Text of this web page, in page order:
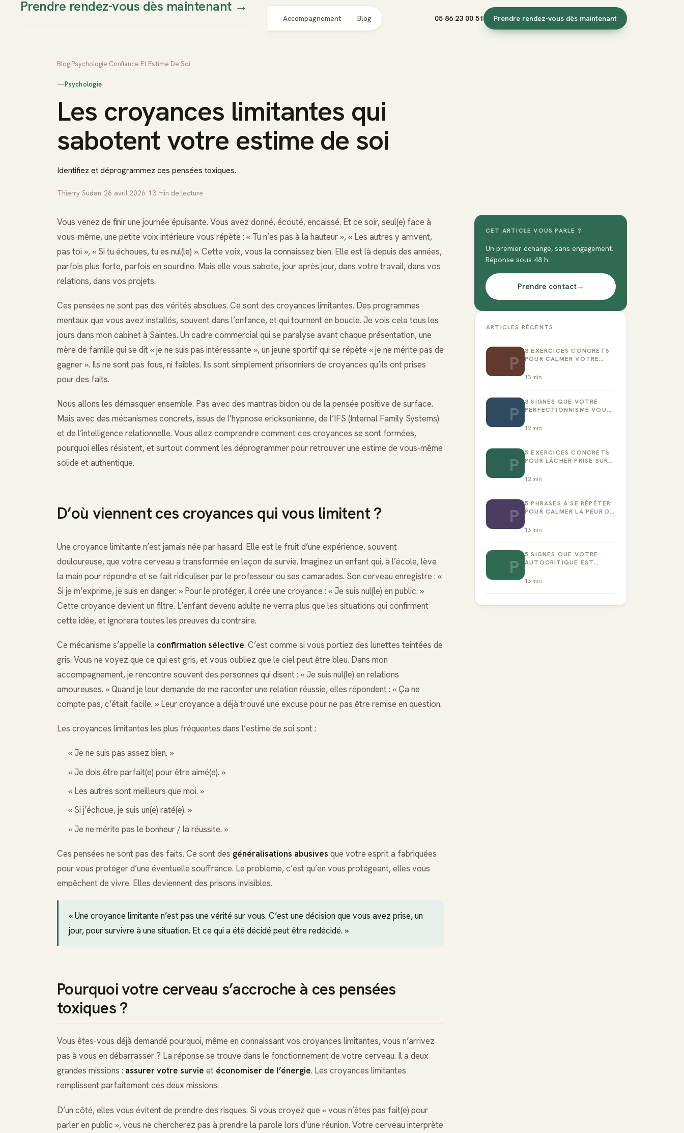
Accompagnement Blog 05 86 23 00 51 Prendre rendez-vous dès maintenant
Prendre rendez-vous dès maintenant→
Blog Psychologie Confiance Et Estime De Soi
—Psychologie
Les croyances limitantes qui
sabotent votre estime de soi
Identifiez et déprogrammez ces pensées toxiques.
Thierry Sudan 26 avril 2026 13 min de lecture
Vous venez de finir une journée épuisante. Vous avez donné, écouté, encaissé. Et ce soir, seul(e) face à
vous-même, une petite voix intérieure vous répète : « Tu n’es pas à la hauteur », « Les autres y arrivent,
pas toi », « Si tu échoues, tu es nul(le) ». Cette voix, vous la connaissez bien. Elle est là depuis des années,
parfois plus forte, parfois en sourdine. Mais elle vous sabote, jour après jour, dans votre travail, dans vos
relations, dans vos projets.
Ces pensées ne sont pas des vérités absolues. Ce sont des croyances limitantes. Des programmes
mentaux que vous avez installés, souvent dans l’enfance, et qui tournent en boucle. Je vois cela tous les
jours dans mon cabinet à Saintes. Un cadre commercial qui se paralyse avant chaque présentation, une
mère de famille qui se dit « je ne suis pas intéressante », un jeune sportif qui se répète « je ne mérite pas de
gagner ». Ils ne sont pas fous, ni faibles. Ils sont simplement prisonniers de croyances qu’ils ont prises
pour des faits.
Nous allons les démasquer ensemble. Pas avec des mantras bidon ou de la pensée positive de surface.
Mais avec des mécanismes concrets, issus de l’hypnose ericksonienne, de l’IFS (Internal Family Systems)
et de l’intelligence relationnelle. Vous allez comprendre comment ces croyances se sont formées,
pourquoi elles résistent, et surtout comment les déprogrammer pour retrouver une estime de vous-même
solide et authentique.
D’où viennent ces croyances qui vous limitent ?
Une croyance limitante n’est jamais née par hasard. Elle est le fruit d’une expérience, souvent
douloureuse, que votre cerveau a transformée en leçon de survie. Imaginez un enfant qui, à l’école, lève
la main pour répondre et se fait ridiculiser par le professeur ou ses camarades. Son cerveau enregistre : «
Si je m’exprime, je suis en danger. » Pour le protéger, il crée une croyance : « Je suis nul(le) en public. »
Cette croyance devient un filtre. L’enfant devenu adulte ne verra plus que les situations qui confirment
cette idée, et ignorera toutes les preuves du contraire.
Ce mécanisme s’appelle la confirmation sélective. C’est comme si vous portiez des lunettes teintées de
gris. Vous ne voyez que ce qui est gris, et vous oubliez que le ciel peut être bleu. Dans mon
accompagnement, je rencontre souvent des personnes qui disent : « Je suis nul(le) en relations
amoureuses. » Quand je leur demande de me raconter une relation réussie, elles répondent : « Ça ne
compte pas, c’était facile. » Leur croyance a déjà trouvé une excuse pour ne pas être remise en question.
Les croyances limitantes les plus fréquentes dans l’estime de soi sont :
« Je ne suis pas assez bien. »
« Je dois être parfait(e) pour être aimé(e). »
« Les autres sont meilleurs que moi. »
« Si j’échoue, je suis un(e) raté(e). »
« Je ne mérite pas le bonheur / la réussite. »
Ces pensées ne sont pas des faits. Ce sont des généralisations abusives que votre esprit a fabriquées
pour vous protéger d’une éventuelle souffrance. Le problème, c’est qu’en vous protégeant, elles vous
empêchent de vivre. Elles deviennent des prisons invisibles.
« Une croyance limitante n’est pas une vérité sur vous. C’est une décision que vous avez prise, un
jour, pour survivre à une situation. Et ce qui a été décidé peut être redécidé. »
Pourquoi votre cerveau s’accroche à ces pensées
toxiques ?
Vous êtes-vous déjà demandé pourquoi, même en connaissant vos croyances limitantes, vous n’arrivez
pas à vous en débarrasser ? La réponse se trouve dans le fonctionnement de votre cerveau. Il a deux
grandes missions : assurer votre survie et économiser de l’énergie. Les croyances limitantes
remplissent parfaitement ces deux missions.
D’un côté, elles vous évitent de prendre des risques. Si vous croyez que « vous n’êtes pas fait(e) pour
parler en public », vous ne chercherez pas à prendre la parole lors d’une réunion. Votre cerveau interprète
CET ARTICLE VOUS PARLE ?
Un premier échange, sans engagement.
Réponse sous 48 h.
Prendre contact→
ARTICLES RÉCENTS
P
3 EXERCICES CONCRETS
POUR CALMER VOTRE
13 min
P
3 SIGNES QUE VOTRE
PERFECTIONNISME VOUS
12min
P
5 EXERCICES CONCRETS
POUR LÂCHER PRISE SUR
12min
P
5 PHRASES À SE RÉPÉTER
POUR CALMER LA PEUR DE
13 min
P
5 SIGNES QUE VOTRE
AUTOCRITIQUE EST
13 min